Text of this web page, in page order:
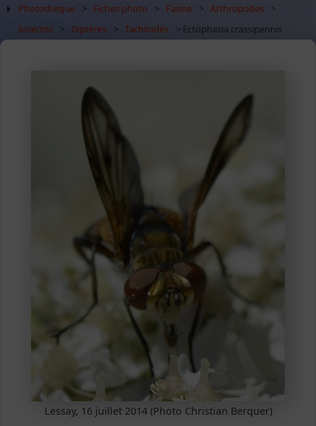
Photothèque > Fiches photo > Faune > Arthropodes
>
Insectes
> Diptères > Tachinidés > Ectophasia crassipennis
Lessay, 16 juillet 2014 (Photo Christian Berquer)